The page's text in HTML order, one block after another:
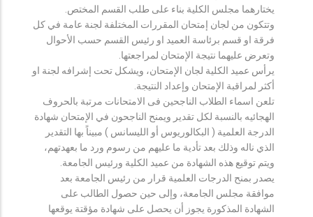
يختارهما مجلس الكلية بناء على طلب القسم المختص.
وتتكون من لجان إمتحان المقررات المختلفة لجنة عامة في كل
فرقة او قسم برئاسة العميد او رئيس القسم حسب الأحوال
وتعرض عليهما نتيجة الإمتحان لمراجعتها.
يرأس عميد الكلية لجان الإمتحان، ويشكل تحت إشرافه لجنة او
أكثر لمراقبة الإمتحان وإعداد النتيجة.
تلعن اسماء الطلاب الناجحين فى الامتحانات مرتبة بالحروف
الهجائيه بالنسبة لكل تقدير ويمنح الناجحون في الإمتحان شهادة
الدرجة العلمية ( البكالوريوس أو الليسانس ) مبيناً بها التقدير
الذي ناله وذلك بعد تأدية ما عليهم من رسوم ورد ما بعهدتهم،
ويتم توقيع هذه الشهادة من عميد الكلية ورئيس الجامعة.
يصدر بمنح الدرجات العلمية قرار من رئيس الجامعة بعد
موافقة مجلس الجامعة، وإلى حين حصول الطالب على
الشهادة المذكورة يجوز أن يحصل على شهادة مؤقتة يوقعها